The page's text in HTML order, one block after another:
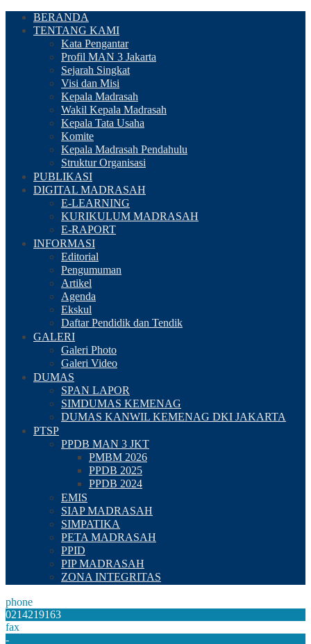
BERANDA
TENTANG KAMI
Kata Pengantar
Profil MAN 3 Jakarta
Sejarah Singkat
Visi dan Misi
Kepala Madrasah
Wakil Kepala Madrasah
Kepala Tata Usaha
Komite
Kepala Madrasah Pendahulu
Struktur Organisasi
PUBLIKASI
DIGITAL MADRASAH
E-LEARNING
KURIKULUM MADRASAH
E-RAPORT
INFORMASI
Editorial
Pengumuman
Artikel
Agenda
Ekskul
Daftar Pendidik dan Tendik
GALERI
Galeri Photo
Galeri Video
DUMAS
SPAN LAPOR
SIMDUMAS KEMENAG
DUMAS KANWIL KEMENAG DKI JAKARTA
PTSP
PPDB MAN 3 JKT
PMBM 2026
PPDB 2025
PPDB 2024
EMIS
SIAP MADRASAH
SIMPATIKA
PETA MADRASAH
PPID
PIP MADRASAH
ZONA INTEGRITAS
phone
0214219163
fax
-